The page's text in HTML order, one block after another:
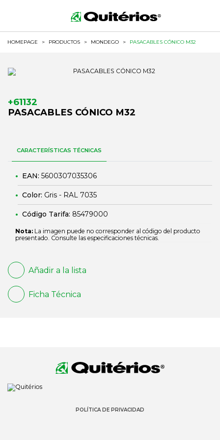
HOMEPAGE > PRODUCTOS > MONDEGO > PASACABLES CÓNICO M32
+61132
PASACABLES CÓNICO M32
CARACTERÍSTICAS TÉCNICAS
EAN: 5600307035306
Color: Gris - RAL 7035
Código Tarifa: 85479000
Nota: La imagen puede no corresponder al código del producto
presentado. Consulte las especificaciones técnicas.
Añadir a la lista
Ficha Técnica
POLÍTICA DE PRIVACIDAD